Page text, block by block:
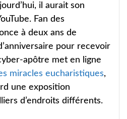
il aurait son
Fan des
à deux ans de
pour recevoir
apôtre met en ligne
miracles eucharistiques,
une exposition
d’endroits différents.